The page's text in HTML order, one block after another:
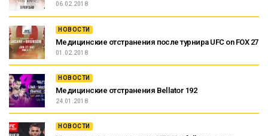
06.02.2018
НОВОСТИ
Медицинские отстранения после турнира UFC on FOX 27
01.02.2018
НОВОСТИ
Медицинские отстранения Bellator 192
24.01.2018
НОВОСТИ